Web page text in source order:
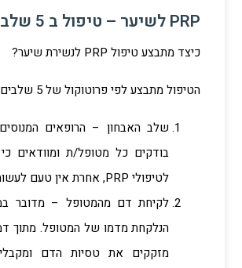
PRP לשיער – טיפול ב 5 שלבים
כיצד מתבצע טיפול PRP לנשירת שיער?
הטיפול מתבצע לפי פרוטוקול של 5 שלבים:
בודקים כל מטופל/ת ומוודאים
לטיפולי PRP, אחרת אין טעם לעשות את הטיפול.
לקיחת דם מהמטופל – מדובר
הנלקחת מדמו של המטופל. מתוך
מזקקים את טסיות הדם